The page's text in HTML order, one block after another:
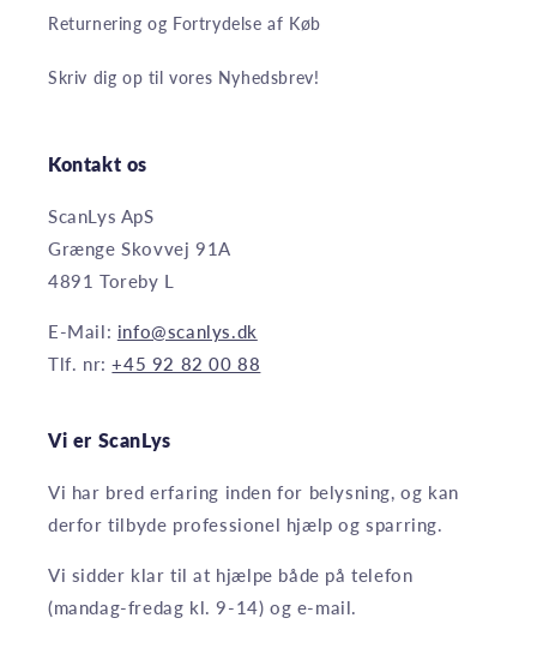
Returnering og Fortrydelse af Køb
Skriv dig op til vores Nyhedsbrev!
Kontakt os
ScanLys ApS
Grænge Skovvej 91A
4891 Toreby L
E-Mail: info@scanlys.dk
Tlf. nr:+45 92 82 00 88
Vi er ScanLys
Vi har bred erfaring inden for belysning, og kan
derfor tilbyde professionel hjælp og sparring.
Vi sidder klar til at hjælpe både på telefon
(mandag-fredag kl. 9-14) og e-mail.